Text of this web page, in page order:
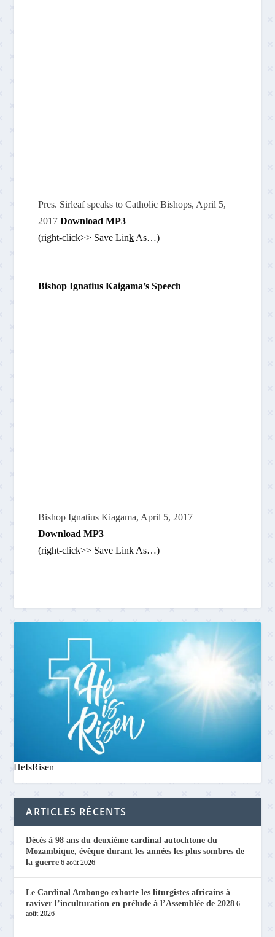
Pres. Sirleaf speaks to Catholic Bishops, April 5,
2017 Download MP3
(right-click>> Save Link As…)
Bishop Ignatius Kaigama’s Speech
Bishop Ignatius Kiagama, April 5, 2017
Download MP3
(right-click>> Save Link As…)
HeIsRisen
ARTICLES RÉCENTS
Décès à 98 ans du deuxième cardinal autochtone du
Mozambique, évêque durant les années les plus sombres de
la guerre 6 août 2026
Le Cardinal Ambongo exhorte les liturgistes africains à
raviver l’inculturation en prélude à l’Assemblée de 2028 6
août 2026